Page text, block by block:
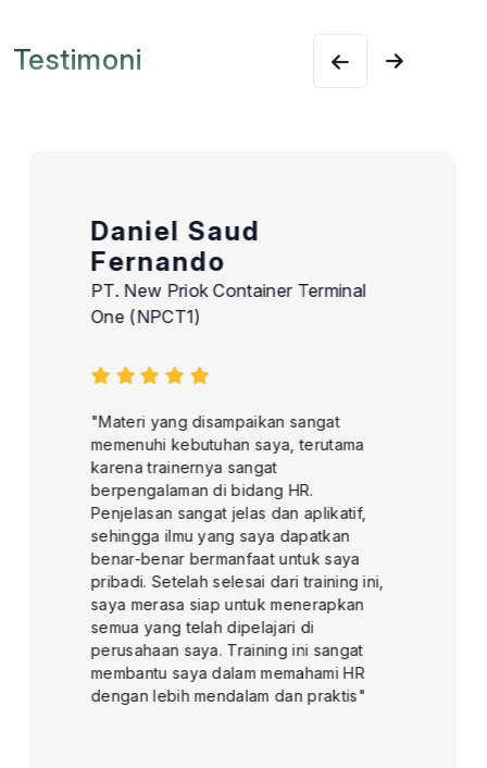
Testimoni
Reni Novella
PT Global Service Wisata
"Mengikuti pelatihan di MKI Training ini
benar-benar luar biasa dan memberikan
bermanfaat. Materi yang disampaikan
tidak hanya informatif, tetapi juga
mudah dipahami dan langsung dapat
diaplikasikan dalam pekerjaan saya
sehari-hari. Saya merasa lebih percaya
diri dalam menjalankan tugas-tugas di
job desk saya karena pengetahuan
baru yang didadapatkan. Selain itu,
instruktur juga sangat berpengalaman,
memberikan contoh-contoh nyata yang
membantu saya memahami konsep
lebih dalam"